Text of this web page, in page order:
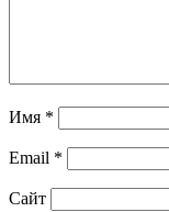
Имя *
Email *
Сайт